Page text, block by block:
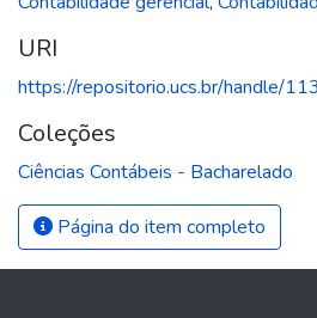
URI
https://repositorio.ucs.br/handle/
Coleções
Ciências Contábeis - Bacharelado
Página do item completo